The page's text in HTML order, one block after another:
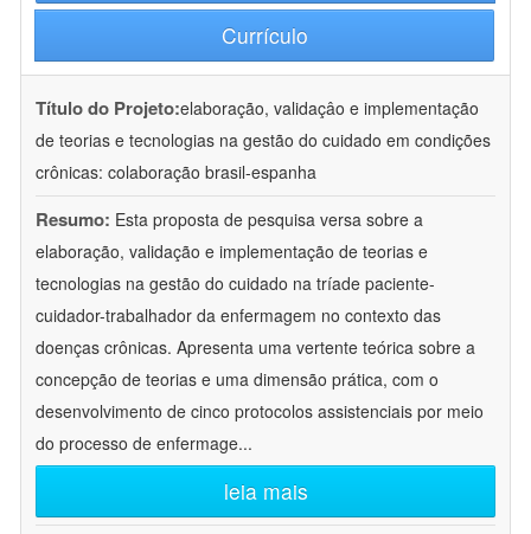
Currículo
Título do Projeto:elaboração, validaçâo e implementação
de teorias e tecnologias na gestão do cuidado em condições
crônicas: colaboração brasil-espanha
Resumo: Esta proposta de pesquisa versa sobre a
elaboração, validação e implementação de teorias e
tecnologias na gestão do cuidado na tríade paciente-
cuidador-trabalhador da enfermagem no contexto das
doenças crônicas. Apresenta uma vertente teórica sobre a
concepção de teorias e uma dimensão prática, com o
desenvolvimento de cinco protocolos assistenciais por meio
do processo de enfermage...
leia mais